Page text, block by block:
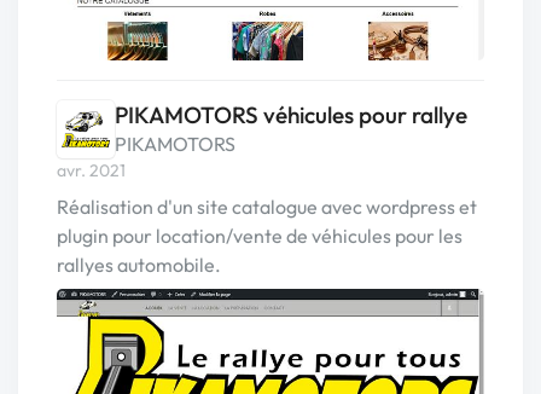
PIKAMOTORS véhicules pour rallye
PIKAMOTORS
avr. 2021
Réalisation d'un site catalogue avec wordpress et
plugin pour location/vente de véhicules pour les
rallyes automobile.